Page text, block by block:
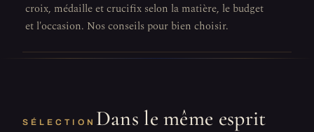
croix, médaille et crucifix selon la matière, le budget
et l'occasion. Nos conseils pour bien choisir.
SÉLECTION Dans le même esprit